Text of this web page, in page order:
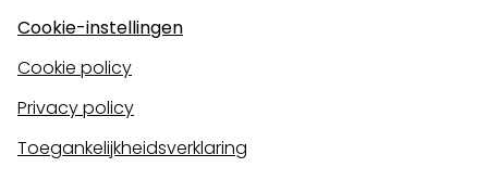
Cookie-instellingen
Cookie policy
Privacy policy
Toegankelijkheidsverklaring